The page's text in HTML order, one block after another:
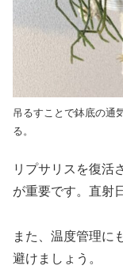
吊るすことで鉢底の通
る。
リプサリスを復活
が重要です。直射
また、温度管理に
避けましょう。